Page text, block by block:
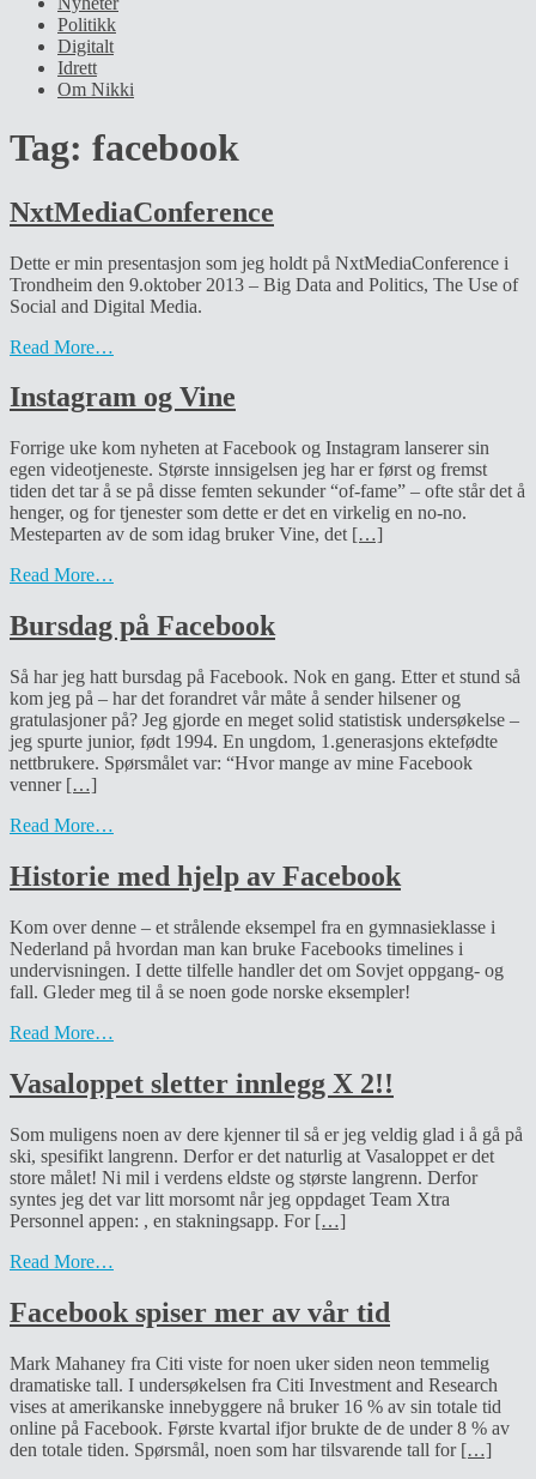
Politikk
Digitalt
Idrett
Om Nikki
Tag: facebook
NxtMediaConference
Dette er min presentasjon som jeg holdt på NxtMediaConference i
Trondheim den 9.oktober 2013 – Big Data and Politics, The Use of
Social and Digital Media.
Read More…
Instagram og Vine
Forrige uke kom nyheten at Facebook og Instagram lanserer sin
egen videotjeneste. Største innsigelsen jeg har er først og fremst
tiden det tar å se på disse femten sekunder “of-fame” – ofte står det å
henger, og for tjenester som dette er det en virkelig en no-no.
Mesteparten av de som idag bruker Vine, det […]
Read More…
Bursdag på Facebook
Så har jeg hatt bursdag på Facebook. Nok en gang. Etter et stund så
kom jeg på – har det forandret vår måte å sender hilsener og
gratulasjoner på? Jeg gjorde en meget solid statistisk undersøkelse –
jeg spurte junior, født 1994. En ungdom, 1.generasjons ektefødte
nettbrukere. Spørsmålet var: “Hvor mange av mine Facebook
venner […]
Read More…
Historie med hjelp av Facebook
Kom over denne – et strålende eksempel fra en gymnasieklasse i
Nederland på hvordan man kan bruke Facebooks timelines i
undervisningen. I dette tilfelle handler det om Sovjet oppgang- og
fall. Gleder meg til å se noen gode norske eksempler!
Read More…
Vasaloppet sletter innlegg X 2!!
Som muligens noen av dere kjenner til så er jeg veldig glad i å gå på
ski, spesifikt langrenn. Derfor er det naturlig at Vasaloppet er det
store målet! Ni mil i verdens eldste og største langrenn. Derfor
syntes jeg det var litt morsomt når jeg oppdaget Team Xtra
Personnel appen: , en stakningsapp. For […]
Read More…
Facebook spiser mer av vår tid
Mark Mahaney fra Citi viste for noen uker siden neon temmelig
dramatiske tall. I undersøkelsen fra Citi Investment and Research
vises at amerikanske innebyggere nå bruker 16 % av sin totale tid
online på Facebook. Første kvartal ifjor brukte de de under 8 % av
den totale tiden. Spørsmål, noen som har tilsvarende tall for […]